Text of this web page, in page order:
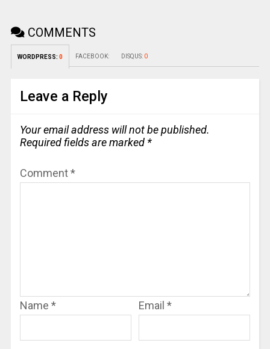
COMMENTS
WORDPRESS: 0 FACEBOOK: DISQUS: 0
Leave a Reply
Your email address will not be published.
Required fields are marked *
Comment*
Name * Email *